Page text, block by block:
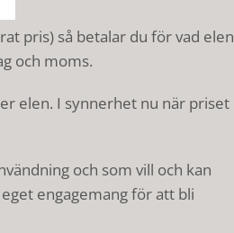
pris) så betalar du för vad elen
och moms.
elen. I synnerhet nu när priset
och som vill och kan
engagemang för att bli